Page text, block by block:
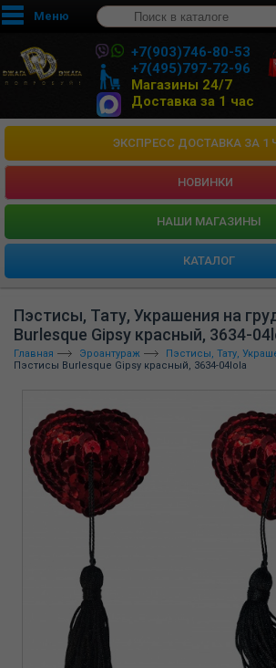
Меню
+7(903)746-80-53
+7(495)797-72-96
Магазины 24/7
Доставка за 1 час
ЭКСПРЕСС ДОСТАВКА ЗА 1
НОВИНКИ
HАШИ МАГАЗИНЫ
КАТАЛОГ
Пэстисы, Тату, Украшения на
Burlesque Gipsy красный, 3634-
Главная Эроантураж
Пэстисы, Тату,
Пэстисы Burlesque Gipsy красный, 3634-04lola